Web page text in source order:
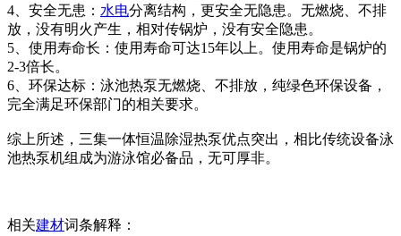
4、安全无患： 水电分离结构，更安全无隐患。无燃烧、不排
放，没有明火产生，相对传锅炉，没有安全隐患。
5、使用寿命长：使用寿命可达15年以上。使用寿命是锅炉的
2-3倍长。
6、环保达标：泳池热泵无燃烧、不排放，纯绿色环保设备，
完全满足环保部门的相关要求。
综上所述，三集一体恒温除湿热泵优点突出，相比传统设备泳
池热泵机组成为游泳馆必备品，无可厚非。
相关建材词条解释：